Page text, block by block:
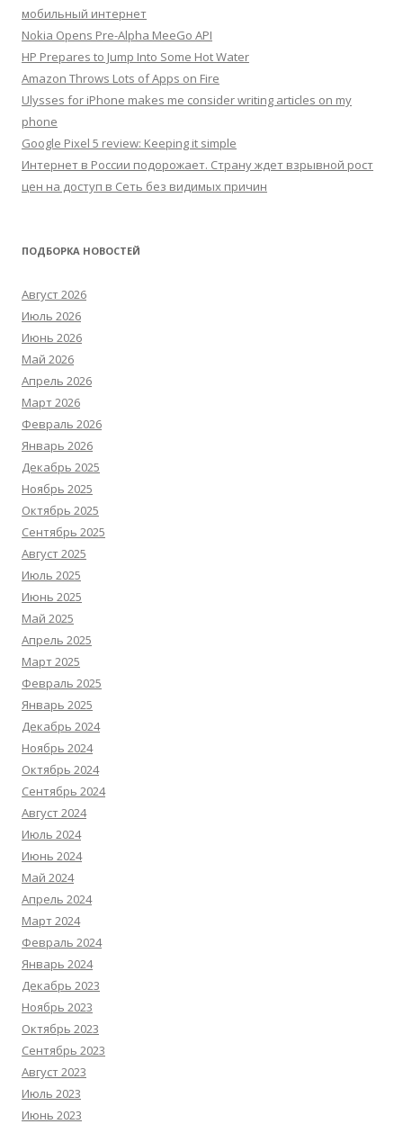
мобильный интернет
Nokia Opens Pre-Alpha MeeGo API
HP Prepares to Jump Into Some Hot Water
Amazon Throws Lots of Apps on Fire
Ulysses for iPhone makes me consider writing articles on my
phone
Google Pixel 5 review: Keeping it simple
Интернет в России подорожает. Страну ждет взрывной рост
цен на доступ в Сеть без видимых причин
ПОДБОРКА НОВОСТЕЙ
Август 2026
Июль 2026
Июнь 2026
Май 2026
Апрель 2026
Март 2026
Февраль 2026
Январь 2026
Декабрь 2025
Ноябрь 2025
Октябрь 2025
Сентябрь 2025
Август 2025
Июль 2025
Июнь 2025
Май 2025
Апрель 2025
Март 2025
Февраль 2025
Январь 2025
Декабрь 2024
Ноябрь 2024
Октябрь 2024
Сентябрь 2024
Август 2024
Июль 2024
Июнь 2024
Май 2024
Апрель 2024
Март 2024
Февраль 2024
Январь 2024
Декабрь 2023
Ноябрь 2023
Октябрь 2023
Сентябрь 2023
Август 2023
Июль 2023
Июнь 2023